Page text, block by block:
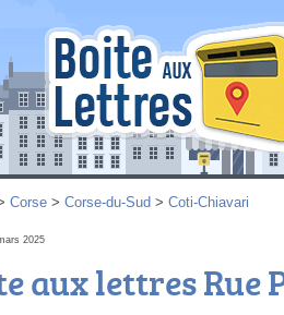
Corse > Corse-du-Sud > Coti-Chiavari
2025
aux lettres Rue